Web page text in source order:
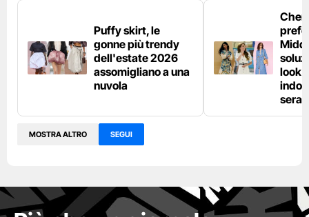
Puffy skirt, le
gonne più trendy
dell'estate 2026
assomigliano a una
nuvola
look
sera
MOSTRA ALTRO SEGUI